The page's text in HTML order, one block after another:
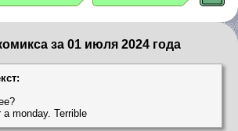
за 01 июля 2024 года
monday. Terrible